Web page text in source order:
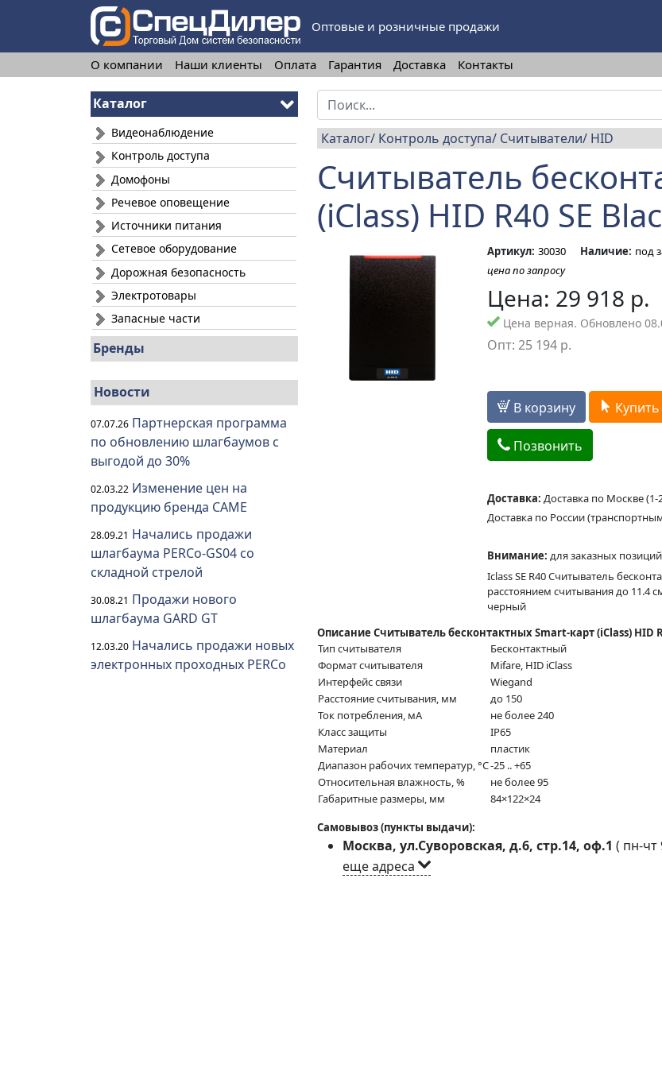
Оптовые и розничные продажи
О компании Наши клиенты Оплата Гарантия Доставка Контакты
Каталог
Видеонаблюдение
Контроль доступа
Домофоны
Речевое оповещение
Источники питания
Сетевое оборудование
Дорожная безопасность
Электротовары
Запасные части
Бренды
Новости
07.07.26 Партнерская программа
по обновлению шлагбаумов с
выгодой до 30%
02.03.22 Изменение цен на
продукцию бренда CAME
28.09.21 Начались продажи
шлагбаума PERCo-GS04 со
складной стрелой
30.08.21 Продажи нового
шлагбаума GARD GT
12.03.20 Начались продажи новых
электронных проходных PERCo
Каталог Контроль доступа Считыватели HID
Считыватель
(iClass) HID R40 SE
Артикул: 30030 Наличие: под
цена по запросу
Цена: 29 918 р.
Цена верная. Обновлено
Опт: 25 194р.
В корзину Купить
Позвонить
Доставка: Доставка по Москве (1-
Доставка по России
Внимание: для заказных
Iclass SE R40 Считыватель
расстоянием считывания до 11.4
черный
Описание Считыватель бесконтактных Smart-карт (iClass) HID
Тип считывателя
Бесконтактный
Формат считывателя
Mifare, HID iClass
Интерфейс связи
Wiegand
Расстояние считывания, мм
до 150
Ток потребления, мА
не более 240
Класс защиты
IP65
Материал
пластик
Диапазон рабочих температур, °C-25 .. +65
Относительная влажность, %
не более 95
Габаритные размеры, мм
84×122×24
Самовывоз (пункты выдачи):
Москва, ул.Суворовская, д.6, стр.14, оф.1 ( пн-чт
еще адреса